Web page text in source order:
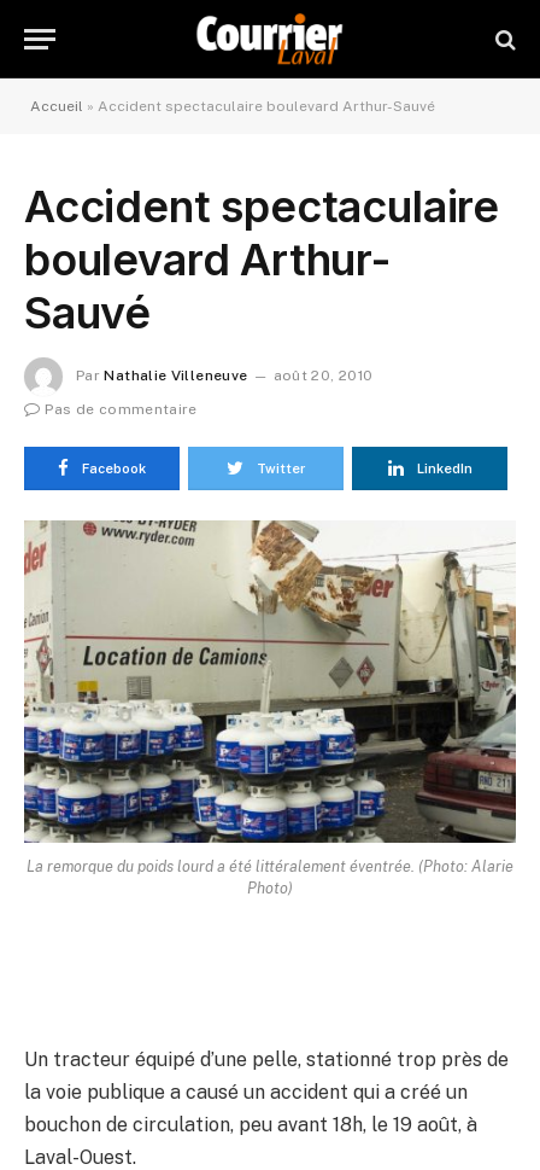
Accueil » Accident spectaculaire boulevard Arthur-Sauvé
Accident spectaculaire
boulevard Arthur-
Sauvé
Par Nathalie Villeneuve
août 20, 2010
Pas de commentaire
Facebook Twitter LinkedIn
La remorque du poids lourd a été littéralement éventrée. (Photo: Alarie
Photo)
Un tracteur équipé d’une pelle, stationné trop près de
la voie publique a causé un accident qui a créé un
bouchon de circulation, peu avant 18h, le 19 août, à
Laval-Ouest.